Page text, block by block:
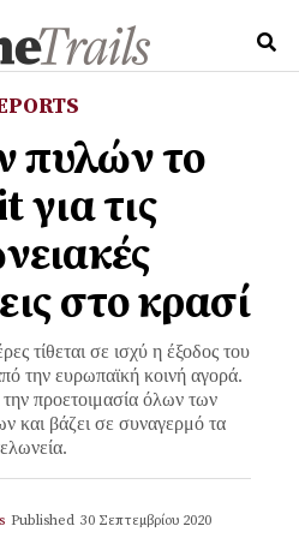
πυλών το
για τις
στο κρασί
τίθεται σε ισχύ η έξοδος του
την ευρωπαϊκή κοινή αγορά.
την προετοιμασία όλων των
και βάζει σε συναγερμό τα
Published 30 Σεπτεμβρίου 2020